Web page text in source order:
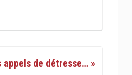
appels de détresse… »